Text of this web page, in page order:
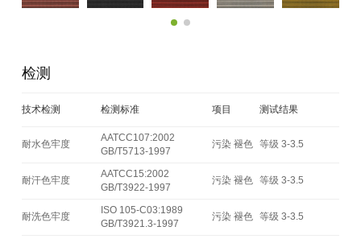
检测
技术检测 检测标准 项目 测试结果
耐水色牢度
AATCC107:2002
GB/T5713-1997
污染 褪色 等级 3-3.5
耐汗色牢度
AATCC15:2002
GB/T3922-1997
污染 褪色 等级 3-3.5
耐洗色牢度
ISO 105-C03:1989
GB/T3921.3-1997
污染 褪色 等级 3-3.5